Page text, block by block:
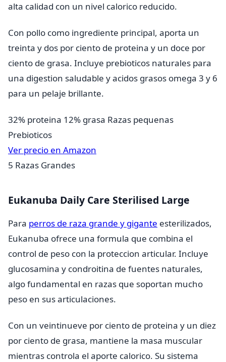
alta calidad con un nivel calorico reducido.
Con pollo como ingrediente principal, aporta un
treinta y dos por ciento de proteina y un doce por
ciento de grasa. Incluye prebioticos naturales para
una digestion saludable y acidos grasos omega 3 y 6
para un pelaje brillante.
32% proteina 12% grasa Razas pequenas
Prebioticos
Ver precio en Amazon
5 Razas Grandes
Eukanuba Daily Care Sterilised Large
Para perros de raza grande y gigante esterilizados,
Eukanuba ofrece una formula que combina el
control de peso con la proteccion articular. Incluye
glucosamina y condroitina de fuentes naturales,
algo fundamental en razas que soportan mucho
peso en sus articulaciones.
Con un veintinueve por ciento de proteina y un diez
por ciento de grasa, mantiene la masa muscular
mientras controla el aporte calorico. Su sistema